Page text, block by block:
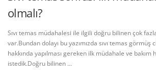
olmalı?
Sıvı temas müdahalesi ile ilgili doğru bilinen çok
var.Bundan dolayı bu yazımızda sıvı temas görmüş
hakkında yapılması gereken ilk müdahale ve bakım
istedik.Doğru bilinen …